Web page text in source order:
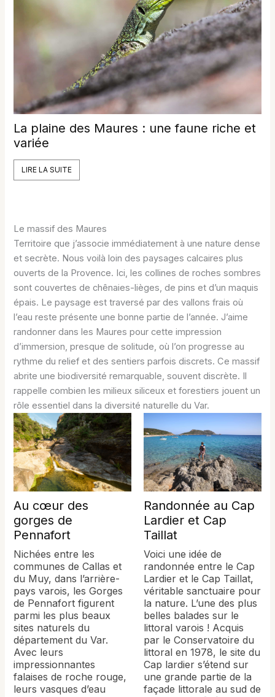
La plaine des Maures : une faune riche et
variée
LIRE LA SUITE
Le massif des Maures
Territoire que j’associe immédiatement à une nature dense
et secrète. Nous voilà loin des paysages calcaires plus
ouverts de la Provence. Ici, les collines de roches sombres
sont couvertes de chênaies-lièges, de pins et d’un maquis
épais. Le paysage est traversé par des vallons frais où
l’eau reste présente une bonne partie de l’année. J’aime
randonner dans les Maures pour cette impression
d’immersion, presque de solitude, où l’on progresse au
rythme du relief et des sentiers parfois discrets. Ce massif
abrite une biodiversité remarquable, souvent discrète. Il
rappelle combien les milieux siliceux et forestiers jouent un
rôle essentiel dans la diversité naturelle du Var.
Au cœur des
gorges de
Pennafort
Nichées entre les
communes de Callas et
du Muy, dans l’arrière-
pays varois, les Gorges
de Pennafort figurent
parmi les plus beaux
sites naturels du
département du Var.
Avec leurs
impressionnantes
falaises de roche rouge,
leurs vasques d’eau
Randonnée au Cap
Lardier et Cap
Taillat
Voici une idée de
randonnée entre le Cap
Lardier et le Cap Taillat,
véritable sanctuaire pour
la nature. L’une des plus
belles balades sur le
littoral varois ! Acquis
par le Conservatoire du
littoral en 1978, le site du
Cap lardier s’étend sur
une grande partie de la
façade littorale au sud de